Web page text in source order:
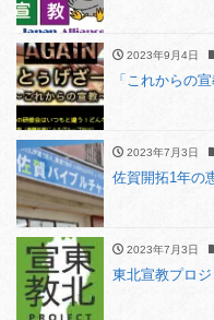
2023年9月4日
「これからの
2023年7月3日
佐賀開拓1年の
2023年7月3日
東北宣教プロ